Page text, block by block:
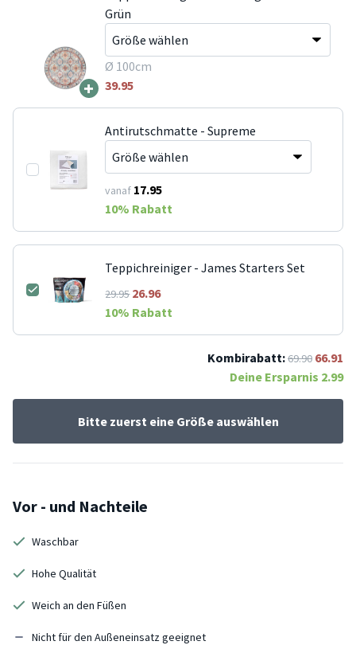
+
Grün
Ø 100cm
39.95
Antirutschmatte - Supreme
vanaf 17.95
10% Rabatt
Teppichreiniger - James Starters Set
29.9526.96
10% Rabatt
Kombirabatt:69.90 66.91
Deine Ersparnis 2.99
Bitte zuerst eine Größe auswählen
Vor - und Nachteile
Waschbar
Hohe Qualität
Weich an den Füßen
Nicht für den Außeneinsatz geeignet